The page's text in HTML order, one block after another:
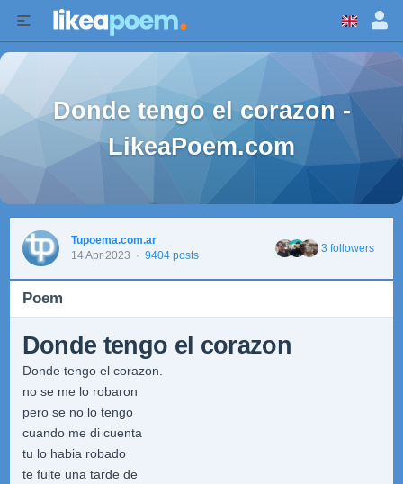
Donde tengo el corazon -
LikeaPoem.com
Tupoema.com.ar
14 Apr 2023 · 9404 posts
3 followers
Poem
Donde tengo el corazon
Donde tengo el corazon.
no se me lo robaron
pero se no lo tengo
cuando me di cuenta
tu lo habia robado
te fuite una tarde de